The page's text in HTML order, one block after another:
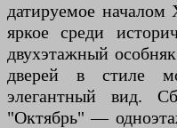
датируемое
яркое среди
двухэтажный
дверей в стиле
элегантный вид.
"Октябрь" —